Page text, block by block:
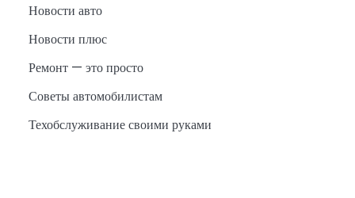
Новости авто
Новости плюс
Ремонт — это просто
Советы автомобилистам
Техобслуживание своими руками